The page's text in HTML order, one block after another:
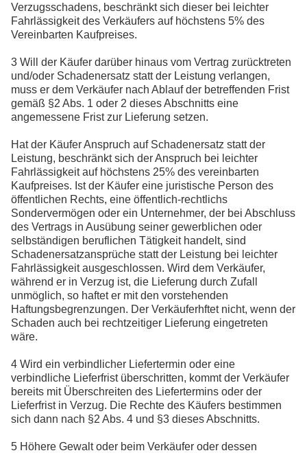
Verzugsschadens, beschränkt sich dieser bei leichter
Fahrlässigkeit des Verkäufers auf höchstens 5% des
Vereinbarten Kaufpreises.
3 Will der Käufer darüber hinaus vom Vertrag zurücktreten
und/oder Schadenersatz statt der Leistung verlangen,
muss er dem Verkäufer nach Ablauf der betreffenden Frist
gemäß §2 Abs. 1 oder 2 dieses Abschnitts eine
angemessene Frist zur Lieferung setzen.
Hat der Käufer Anspruch auf Schadenersatz statt der
Leistung, beschränkt sich der Anspruch bei leichter
Fahrlässigkeit auf höchstens 25% des vereinbarten
Kaufpreises. Ist der Käufer eine juristische Person des
öffentlichen Rechts, eine öffentlich-rechtlichs
Sondervermögen oder ein Unternehmer, der bei Abschluss
des Vertrags in Ausübung seiner gewerblichen oder
selbständigen beruflichen Tätigkeit handelt, sind
Schadenersatzansprüche statt der Leistung bei leichter
Fahrlässigkeit ausgeschlossen. Wird dem Verkäufer,
während er in Verzug ist, die Lieferung durch Zufall
unmöglich, so haftet er mit den vorstehenden
Haftungsbegrenzungen. Der Verkäuferhftet nicht, wenn der
Schaden auch bei rechtzeitiger Lieferung eingetreten
wäre.
4 Wird ein verbindlicher Liefertermin oder eine
verbindliche Lieferfrist überschritten, kommt der Verkäufer
bereits mit Überschreiten des Liefertermins oder der
Lieferfrist in Verzug. Die Rechte des Käufers bestimmen
sich dann nach §2 Abs. 4 und §3 dieses Abschnitts.
5 Höhere Gewalt oder beim Verkäufer oder dessen